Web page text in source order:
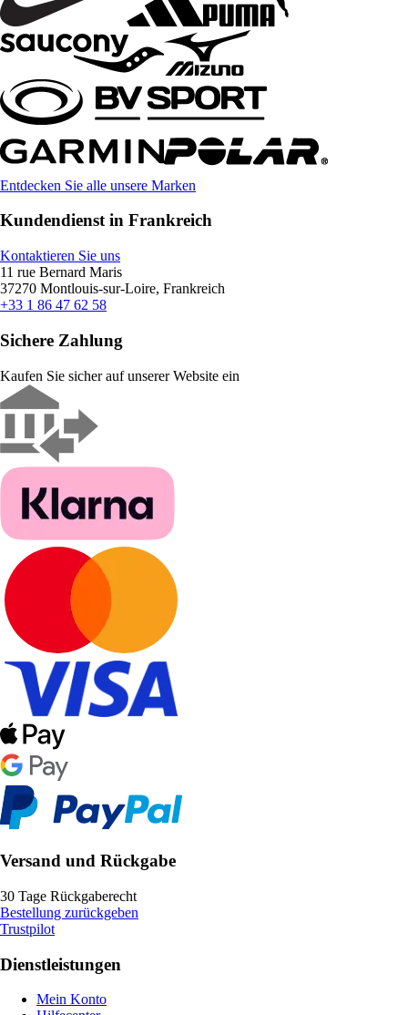
Entdecken Sie alle unsere Marken
Kundendienst in Frankreich
Kontaktieren Sie uns
11 rue Bernard Maris
37270 Montlouis-sur-Loire, Frankreich
+33 1 86 47 62 58
Sichere Zahlung
Kaufen Sie sicher auf unserer Website ein
Versand und Rückgabe
30 Tage Rückgaberecht
Bestellung zurückgeben
Trustpilot
Dienstleistungen
Mein Konto